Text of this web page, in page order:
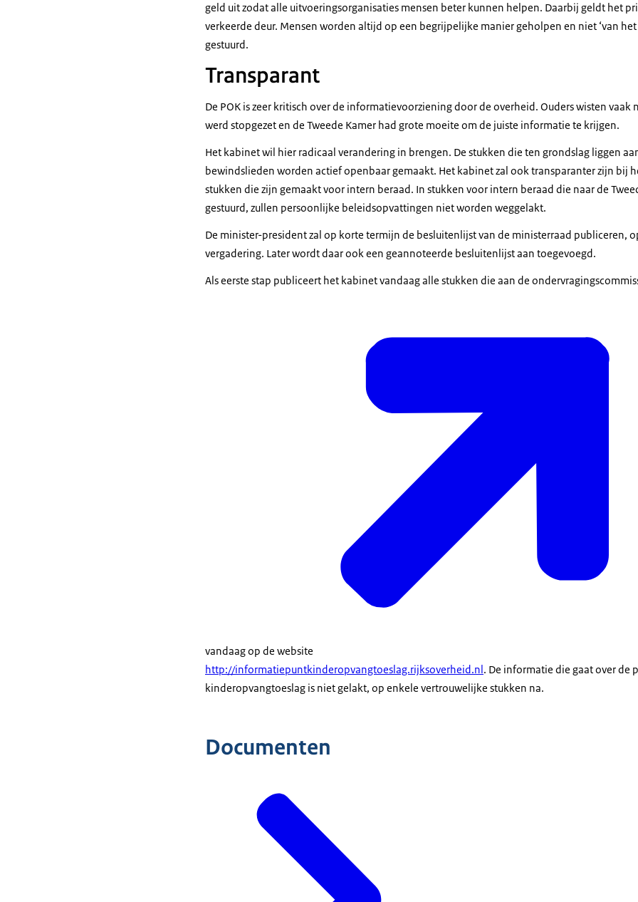
geld uit zodat alle uitvoeringsorganisaties mensen beter kunnen helpen. Daarbij geldt het
verkeerde deur. Mensen worden altijd op een begrijpelijke manier geholpen en niet ‘van het
gestuurd.
Transparant
De POK is zeer kritisch over de informatievoorziening door de overheid. Ouders wisten vaak
werd stopgezet en de Tweede Kamer had grote moeite om de juiste informatie te krijgen.
Het kabinet wil hier radicaal verandering in brengen. De stukken die ten grondslag liggen
bewindslieden worden actief openbaar gemaakt. Het kabinet zal ook transparanter zijn bij
stukken die zijn gemaakt voor intern beraad. In stukken voor intern beraad die naar de
gestuurd, zullen persoonlijke beleidsopvattingen niet worden weggelakt.
De minister-president zal op korte termijn de besluitenlijst van de ministerraad publiceren,
vergadering. Later wordt daar ook een geannoteerde besluitenlijst aan toegevoegd.
Als eerste stap publiceert het kabinet vandaag alle stukken die aan de
vandaag op de website
http://informatiepuntkinderopvangtoeslag.rijksoverheid.nl. De informatie die gaat over de
kinderopvangtoeslag is niet gelakt, op enkele vertrouwelijke stukken na.
Documenten